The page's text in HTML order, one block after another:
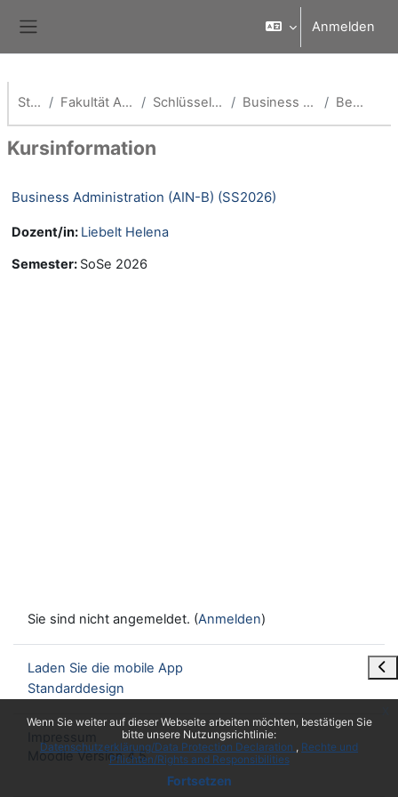
Wenn Sie weiter auf dieser Webseite arbeiten möchten, bestätigen Sie
bitte unsere Nutzungsrichtlinie:
Datenschutzerklärung/Data Protection Declaration
Rechte und
Pflichten/Rights and Responsibilities
Fortsetzen
Anmelden
Startseite Fakultät Angewandte Informatik Schlüsselqualifikationen Fak AI Business Administration (AIN-B) Beschreibung
Kursinformation
Business Administration (AIN-B) (SS2026)
Dozent/in: Liebelt Helena
Semester: SoSe 2026
Sie sind nicht angemeldet. (Anmelden)
Laden Sie die mobile App
Standarddesign
Moodle Version 4.5